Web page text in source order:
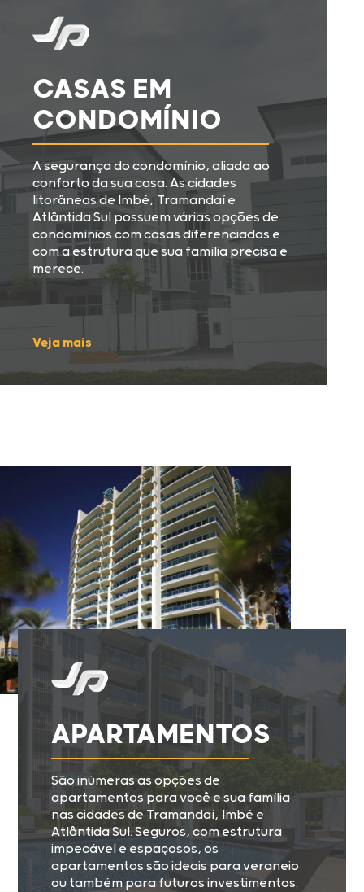
CASAS EM
CONDOMÍNIO
A segurança do condomínio, aliada ao
conforto da sua casa. As cidades
litorâneas de Imbé, Tramandaí e
Atlântida Sul possuem várias opções de
condomínios com casas diferenciadas e
com a estrutura que sua família precisa e
merece.
Veja mais
APARTAMENTOS
São inúmeras as opções de
apartamentos para você e sua família
nas cidades de Tramandaí, Imbé e
Atlântida Sul. Seguros, com estrutura
impecável e espaçosos, os
apartamentos são ideais para veraneio
ou também para futuros investimentos.